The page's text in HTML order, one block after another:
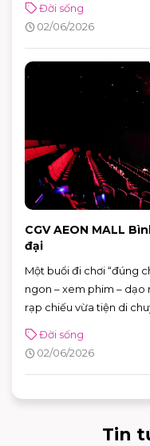
đúng vài nguyên tắc:
chống nắng đúng cách
Đời sống
02/06/2026
CGV AEON MALL
đại
Một buổi đi chơi “đúng
ngon – xem phim – dạo
rạp chiếu vừa tiện di
AEON MALL Bình Tân
đình, nhóm bạn lẫn các
Đời sống
02/06/2026
Tin